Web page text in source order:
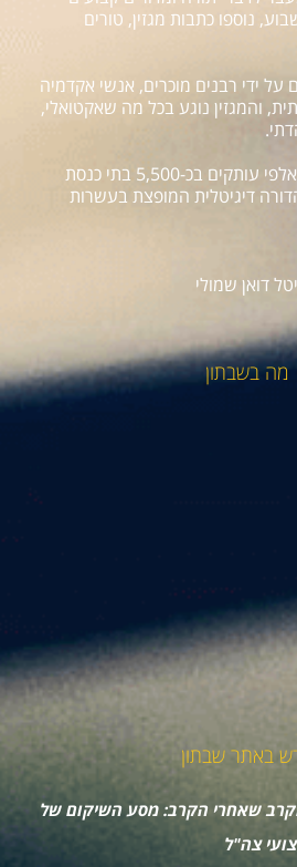
נוספו כתבות מגזין, טורים
על ידי רבנים מוכרים, אנשי אקדמיה
והמגזין נוגע בכל מה שאקטואלי,
השבועון מופץ בעשרות אלפי עותקים בכ-5,500 בתי כנסת
דיגיטלית המופצת בעשרות
דואן שמולי
מה בשבתון
באתר שבתון
שאחרי הקרב: מסע השיקום של
צה"ל